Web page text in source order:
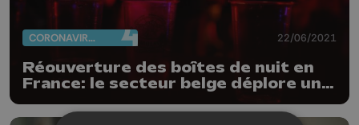
CORONAVIRUS 22/06/2021
Réouverture des boîtes de nuit en
France: le secteur belge déplore un
manque de cohésion